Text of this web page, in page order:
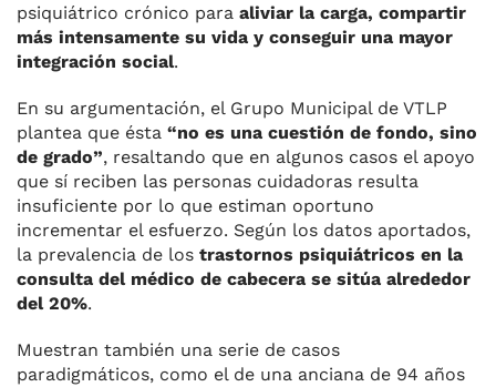
psiquiátrico crónico para aliviar la carga, compartir
más intensamente su vida y conseguir una mayor
integración social.
En su argumentación, el Grupo Municipal de VTLP
plantea que ésta “no es una cuestión de fondo, sino
de grado”, resaltando que en algunos casos el apoyo
que sí reciben las personas cuidadoras resulta
insuficiente por lo que estiman oportuno
incrementar el esfuerzo. Según los datos aportados,
la prevalencia de los trastornos psiquiátricos en la
consulta del médico de cabecera se sitúa alrededor
del 20%.
Muestran también una serie de casos
paradigmáticos, como el de una anciana de 94 años